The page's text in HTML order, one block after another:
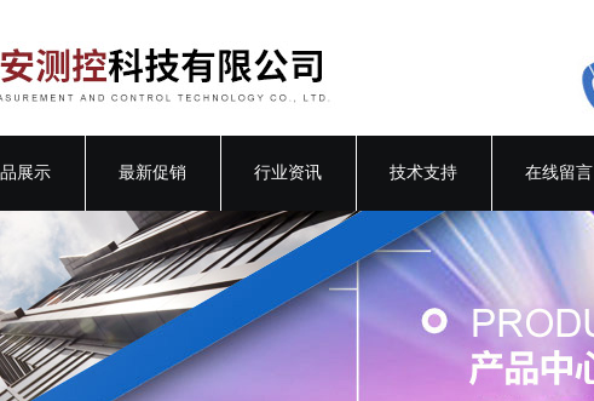
展示 最新促销 行业资讯 技术支持 在线留言